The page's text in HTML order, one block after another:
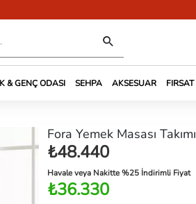
& GENÇ ODASI SEHPA AKSESUAR FIRSAT
Fora Yemek Masası Takımı
₺48.440
Havale veya Nakitte %25 İndirimli Fiyat
₺36.330